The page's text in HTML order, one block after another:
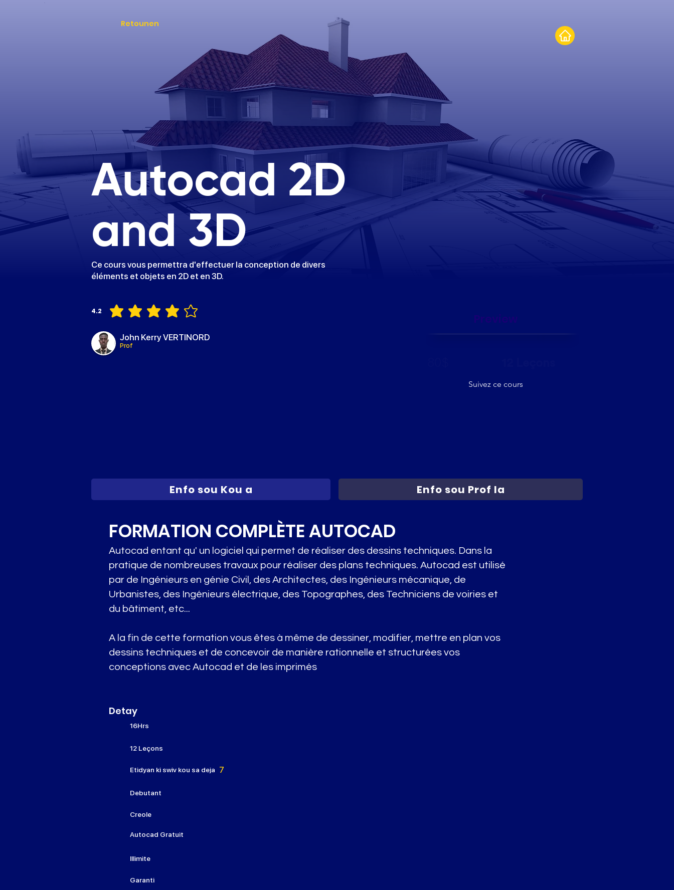
Retounen
Autocad 2D
and 3D
Ce cours vous permettra d'effectuer la conception de divers
éléments et objets en 2D et en 3D.
4.2
la note moyenne est 4.2 sur 5
John Kerry VERTINORD
Prof
Enfo sou Kou a
Suivez ce cours
Enfo sou Prof la
FORMATION COMPLÈTE AUTOCAD
Autocad entant qu' un logiciel qui permet de réaliser des dessins techniques. Dans la
pratique de nombreuses travaux pour réaliser des plans techniques. Autocad est utilisé
par de Ingénieurs en génie Civil, des Architectes, des Ingénieurs mécanique, de
Urbanistes, des Ingénieurs électrique, des Topographes, des Techniciens de voiries et
du bâtiment, etc...
A la fin de cette formation vous êtes à même de dessiner, modifier, mettre en plan vos
dessins techniques et de concevoir de manière rationnelle et structurées vos
conceptions avec Autocad et de les imprimés
Detay
16Hrs
12 Leçons
Etidyan ki swiv kou sa deja 7
Debutant
Creole
Autocad Gratuit
Illimite
Garanti